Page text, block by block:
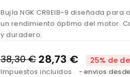
Bujía NGK CR9EIB-9 diseñada
un rendimiento óptimo del motor.
y duradero.
38,30 € 28,73 € 25% de
Impuestos incluidos envios